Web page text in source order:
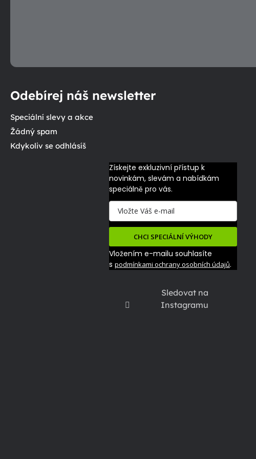
Sledovat na
Instagramu
Odebírej náš newsletter
Speciální slevy a akce
Žádný spam
Kdykoliv se odhlásíš
Získejte exkluzivní přístup k
novinkám, slevám a nabídkám
speciálně pro vás.
CHCI SPECIÁLNÍ VÝHODY
Vložením e-mailu souhlasíte
s podmínkami ochrany osobních údajů.